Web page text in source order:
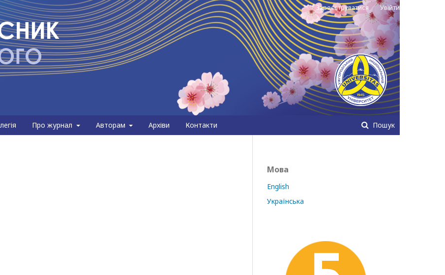
Про журнал Авторам Архіви Контакти Пошук
Зареєструватися Увійти
Мова
English
Українська